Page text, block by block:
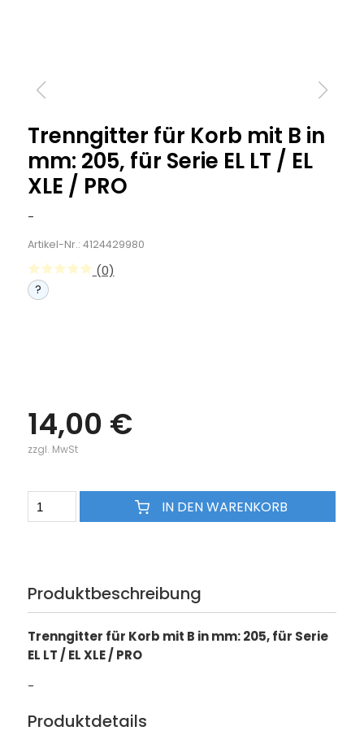
Trenngitter für Korb mit B in
mm: 205, für Serie EL LT / EL
XLE / PRO
-
Artikel-Nr.: 4124429980
(0)
?
14,00 €
zzgl. MwSt
IN DEN WARENKORB
Produktbeschreibung
Trenngitter für Korb mit B in mm: 205, für Serie
EL LT / EL XLE / PRO
-
Produktdetails